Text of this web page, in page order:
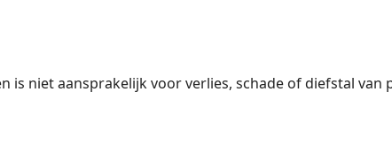
niet aansprakelijk voor verlies, schade of diefstal van